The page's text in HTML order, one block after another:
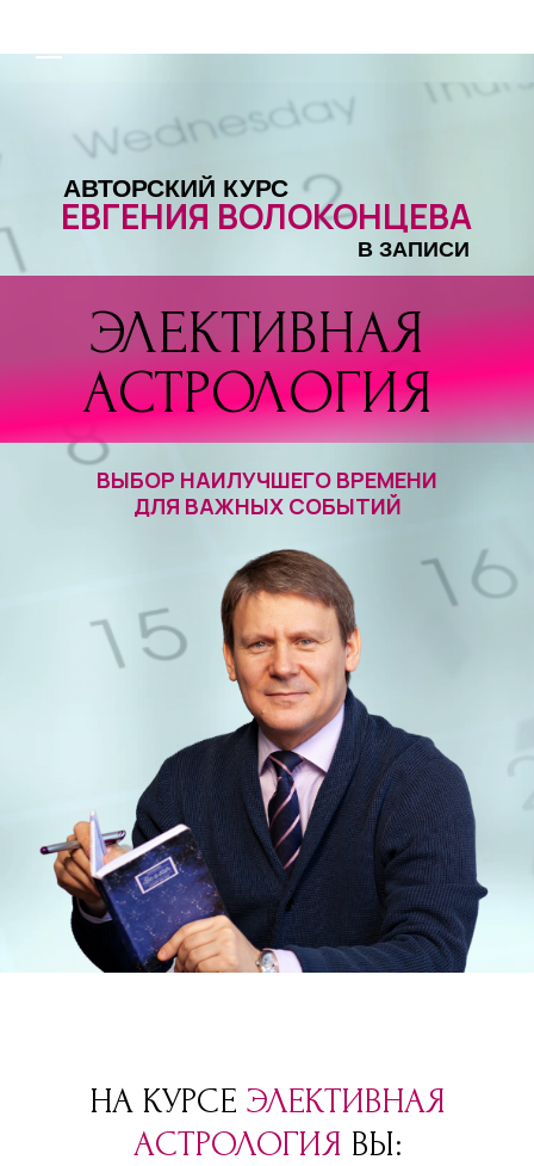
ЭЛЕКТИВНАЯ
АСТРОЛОГИЯ
ВЫБОР НАИЛУЧШЕГО ВРЕМЕНИ
АВТОРСКИЙ КУРС
ЕВГЕНИЯ ВОЛОКОНЦЕВА
В ЗАПИСИ
НА КУРСЕ ЭЛЕКТИВНАЯ
АСТРОЛОГИЯ ВЫ: